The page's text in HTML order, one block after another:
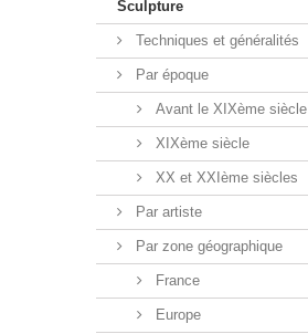
Sculpture
Techniques et généralités
Par époque
Avant le XIXème siècle
XIXème siècle
XX et XXIème siècles
Par artiste
Par zone géographique
France
Europe